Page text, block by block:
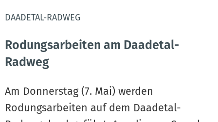
DAADETAL-RADWEG
Rodungsarbeiten am Daadetal-
Radweg
Am Donnerstag (7. Mai) werden
Rodungsarbeiten auf dem Daadetal-